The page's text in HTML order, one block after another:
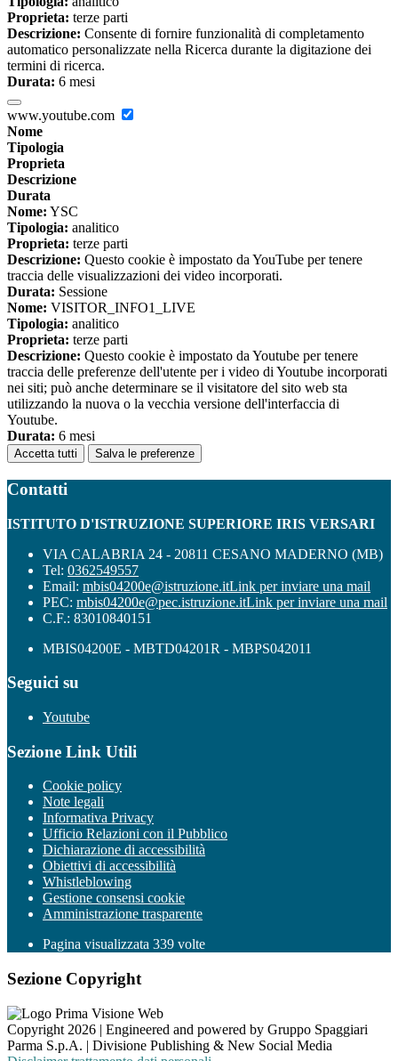
Proprieta: terze parti
Descrizione: Consente di fornire funzionalità di completamento
automatico personalizzate nella Ricerca durante la digitazione dei
termini di ricerca.
Durata: 6 mesi
www.youtube.com
Nome
Tipologia
Proprieta
Descrizione
Durata
Nome: YSC
Tipologia: analitico
Proprieta: terze parti
Descrizione: Questo cookie è impostato da YouTube per tenere
traccia delle visualizzazioni dei video incorporati.
Durata: Sessione
Nome: VISITOR_INFO1_LIVE
Tipologia: analitico
Proprieta: terze parti
Descrizione: Questo cookie è impostato da Youtube per tenere
traccia delle preferenze dell'utente per i video di Youtube incorporati
nei siti; può anche determinare se il visitatore del sito web sta
utilizzando la nuova o la vecchia versione dell'interfaccia di
Youtube.
Durata: 6 mesi
Accetta tutti Salva le preferenze
Contatti
ISTITUTO D'ISTRUZIONE SUPERIORE IRIS VERSARI
VIA CALABRIA 24 - 20811 CESANO MADERNO (MB)
Tel: 0362549557
Email: mbis04200e@istruzione.itLink per inviare una mail
PEC: mbis04200e@pec.istruzione.itLink per inviare una mail
C.F.: 83010840151
MBIS04200E - MBTD04201R - MBPS042011
Seguici su
Youtube
Sezione Link Utili
Cookie policy
Note legali
Informativa Privacy
Ufficio Relazioni con il Pubblico
Dichiarazione di accessibilità
Obiettivi di accessibilità
Whistleblowing
Gestione consensi cookie
Amministrazione trasparente
Pagina visualizzata 339 volte
Sezione Copyright
Copyright 2026 | Engineered and powered by Gruppo Spaggiari
Parma S.p.A. | Divisione Publishing & New Social Media